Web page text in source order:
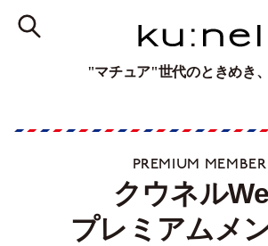
"マチュア"世代のときめき、
PREMIUM MEMBER
クウネル
プレミアムメ